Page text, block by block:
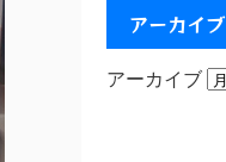
アーカイブ
アーカイブ